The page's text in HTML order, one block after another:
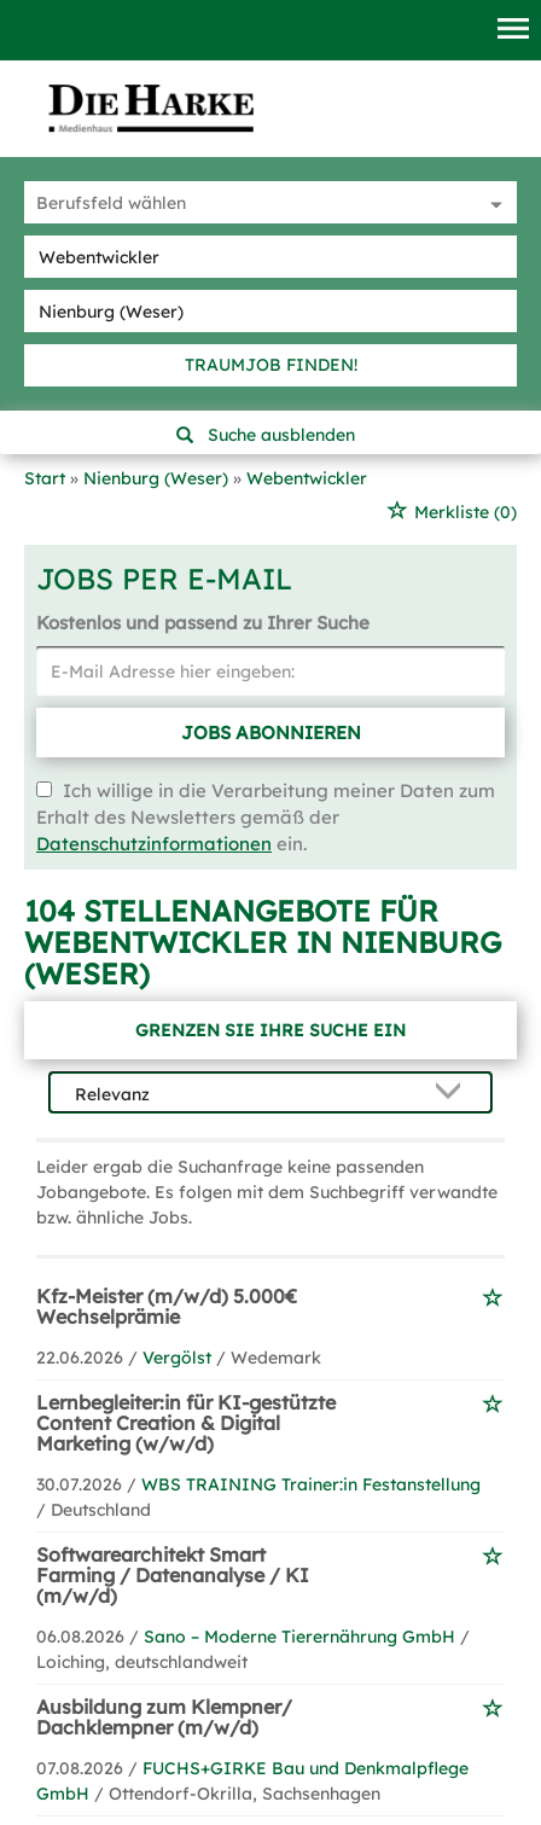
TRAUMJOB FINDEN!
Suche ausblenden
Start
Nienburg (Weser)
Webentwickler
Merkliste (0)
JOBS PER E-MAIL
Kostenlos und passend zu Ihrer Suche
JOBS ABONNIEREN
Ich willige in die Verarbeitung meiner Daten zum
Erhalt des Newsletters gemäß der
Datenschutzinformationen ein.
104 STELLENANGEBOTE FÜR
WEBENTWICKLER IN NIENBURG
(WESER)
GRENZEN SIE IHRE SUCHE EIN
Leider ergab die Suchanfrage keine passenden
Jobangebote. Es folgen mit dem Suchbegriff verwandte
bzw. ähnliche Jobs.
Kfz-Meister (m/w/d) 5.000€
Wechselprämie
22.06.2026 / Vergölst / Wedemark
Lernbegleiter:in für KI-gestützte
Content Creation & Digital
Marketing (w/w/d)
30.07.2026 / WBS TRAINING Trainer:in Festanstellung
/ Deutschland
Softwarearchitekt Smart
Farming / Datenanalyse / KI
(m/w/d)
06.08.2026 / Sano – Moderne Tierernährung GmbH /
Loiching, deutschlandweit
Ausbildung zum Klempner/
Dachklempner (m/w/d)
07.08.2026 / FUCHS+GIRKE Bau und Denkmalpflege
GmbH / Ottendorf-Okrilla, Sachsenhagen